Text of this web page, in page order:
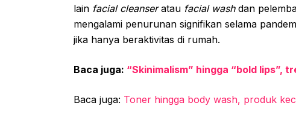
lain facial cleanseratau facial wash dan
mengalami penurunan signifikan selama
jika hanya beraktivitas di rumah.
Baca juga: “Skinimalism” hingga “bold lips”,
Baca juga: Toner hingga body wash, produk